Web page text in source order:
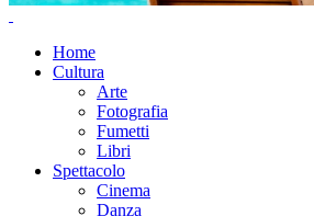
Home
Cultura
Arte
Fotografia
Fumetti
Libri
Spettacolo
Cinema
Danza